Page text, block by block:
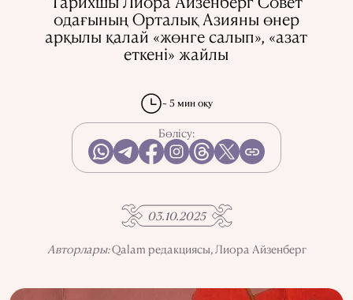
АҚПАРАТТЫ ПАЙДАЛАНУ
QALAM-ДАҒЫ ЖАРНАМА
БІЗДІҢ АВТОРЛАР
одағының Орталық Азияны өнер
арқылы қалай «жөнге салып», «азат
еткені» жайлы
~ 5 мин оқу
Бөлісу:
03.10.2025
Авторлары:Qalam редакциясы,Лиора Айзенберг